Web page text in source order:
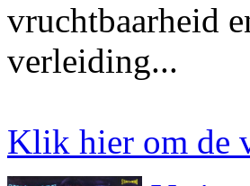
vruchtbaarheid
verleiding...
Klik hier om de